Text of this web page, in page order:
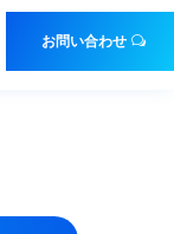
お問い合わせ